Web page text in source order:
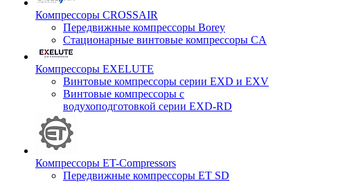
Компрессоры CROSSAIR
Передвижные компрессоры Borey
Стационарные винтовые компрессоры CA
Компрессоры EXELUTE
Винтовые компрессоры серии EXD и EXV
Винтовые компрессоры с
водухоподготовкой серии EXD-RD
Компрессоры ET-Compressors
Передвижные компрессоры ET SD